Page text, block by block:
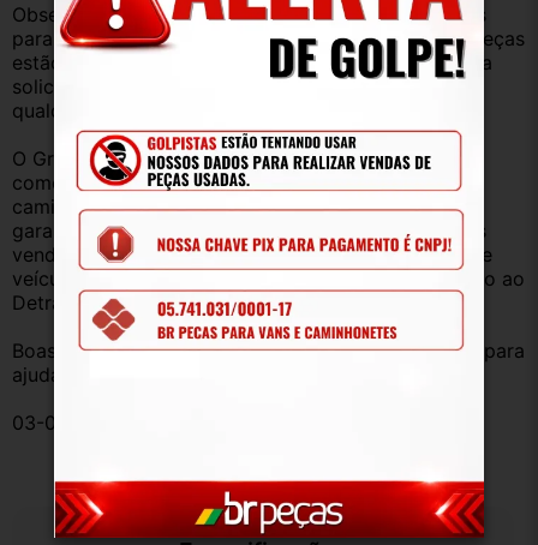
Observação: Considerando que recebemos veículos
para retirada de peças diariamente, nem todas as peças
estão anunciadas, desta forma, fique à vontade para
solicitar qualquer peça, de qualquer veículo, em
qualquer um de nossos anúncios.
O Grupo Br Truck Peças está há 25 anos
comercializando peças para caminhões, vans,
caminhonetes, automóveis e utilitários. Todas com
garantia de procedência e funcionamento. Produtos
vendidos somente com Nota Fiscal e proveniente de
veículo sucata – TODOS devidamente baixados junto ao
Detran.
Boas compras e sempre que precisar estamos aqui para
ajudar!
03-080558